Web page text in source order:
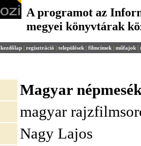
A programot az
megyei könyvtárak
kezdőlap | regisztráció | települések | filmcímek | műfajok |
Magyar
magyar
Nagy Lajos